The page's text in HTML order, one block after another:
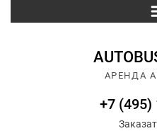
АРЕНДА
+7 (495)